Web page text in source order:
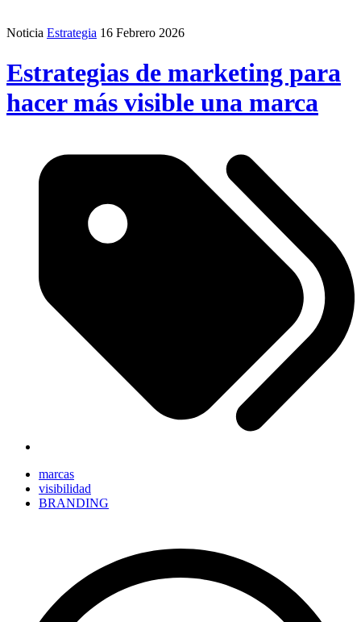
Noticia Estrategia 16 Febrero 2026
Estrategias de marketing para
hacer más visible una marca
marcas
visibilidad
BRANDING